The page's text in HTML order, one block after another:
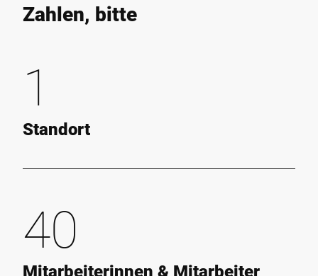
Zahlen, bitte
1
Standort
40
Mitarbeiterinnen & Mitarbeiter